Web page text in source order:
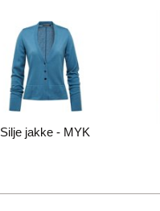
Silje jakke - MYK